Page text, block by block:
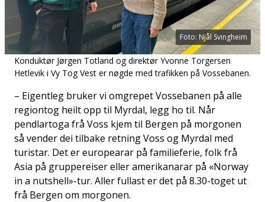
Foto: Njål Svingheim
Konduktør Jørgen Totland og direktør Yvonne Torgersen
Hetlevik i Vy Tog Vest er nøgde med trafikken på Vossebanen.
– Eigentleg bruker vi omgrepet Vossebanen på alle
regiontog heilt opp til Myrdal, legg ho til. Når
pendlartoga frå Voss kjem til Bergen på morgonen
så vender dei tilbake retning Voss og Myrdal med
turistar. Det er europearar på familieferie, folk frå
Asia på gruppereiser eller amerikanarar på «Norway
in a nutshell»-tur. Aller fullast er det på 8.30-toget ut
frå Bergen om morgonen.